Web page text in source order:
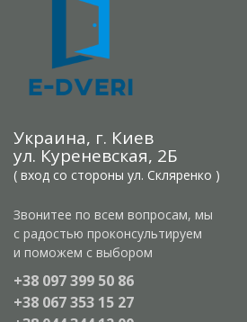
Украина, г. Киев
ул. Куреневская, 2Б
( вход со стороны ул. Скляренко )
Звонитее по всем вопросам, мы
с радостью проконсультируем
и поможем с выбором
+38 097 399 50 86
+38 067 353 15 27